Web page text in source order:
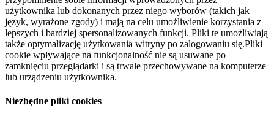
użytkownika lub dokonanych przez niego wyborów (takich jak
język, wyrażone zgody) i mają na celu umożliwienie korzystania z
lepszych i bardziej spersonalizowanych funkcji. Pliki te umożliwiają
także optymalizację użytkowania witryny po zalogowaniu się.Pliki
cookie wpływające na funkcjonalność nie są usuwane po
zamknięciu przeglądarki i są trwale przechowywane na komputerze
lub urządzeniu użytkownika.
Niezbędne pliki cookies